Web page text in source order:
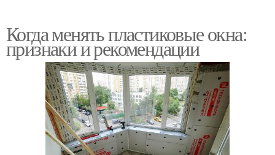
Когда менять пластиковые окна:
признаки и рекомендации